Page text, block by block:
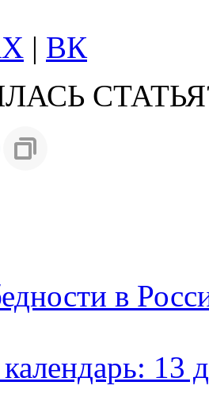
| ВК
в
13